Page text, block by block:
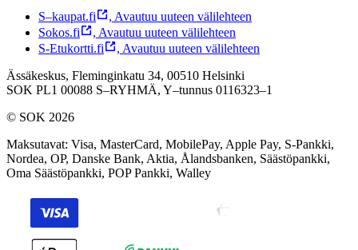
S–kaupat.fi , Avautuu uuteen välilehteen
Sokos.fi
, Avautuu uuteen välilehteen
S-Etukortti.fi
, Avautuu uuteen välilehteen
Ässäkeskus, Fleminginkatu 34, 00510 Helsinki
SOK PL1 00088 S–RYHMÄ, Y–tunnus 0116323–1
© SOK 2026
Maksutavat: Visa, MasterCard, MobilePay, Apple Pay, S-Pankki,
Nordea, OP, Danske Bank, Aktia, Ålandsbanken, Säästöpankki,
Oma Säästöpankki, POP Pankki, Walley